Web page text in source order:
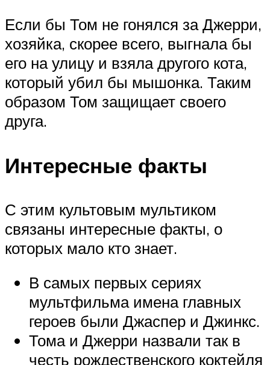
Если бы Том не гонялся за Джерри,
хозяйка, скорее всего, выгнала бы
его на улицу и взяла другого кота,
который убил бы мышонка. Таким
образом Том защищает своего
друга.
Интересные факты
С этим культовым мультиком
связаны интересные факты, о
которых мало кто знает.
В самых первых сериях
мультфильма имена главных
героев были Джаспер и Джинкс.
Тома и Джерри назвали так в
честь рождественского коктейля